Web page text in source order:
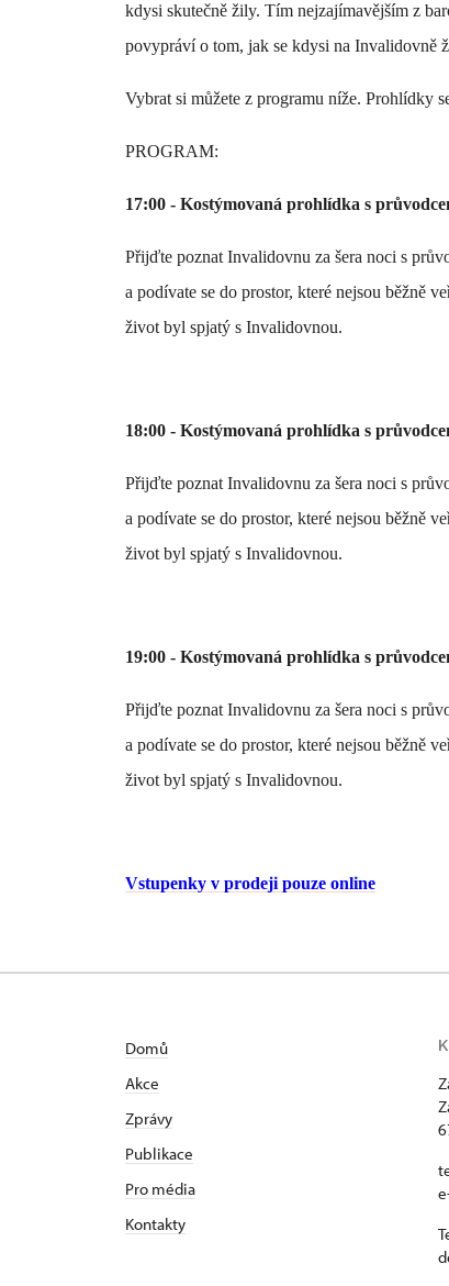
kdysi skutečně žily. Tím nejzajímavějším z
povypráví o tom, jak se kdysi na Invalidovně
Vybrat si můžete z programu níže. Prohlídky
PROGRAM:
17:00 - Kostýmovaná prohlídka s
Přijďte poznat Invalidovnu za šera noci s
a podívate se do prostor, které nejsou běžně
život byl spjatý s Invalidovnou.
18:00 - Kostýmovaná prohlídka s
Přijďte poznat Invalidovnu za šera noci s
a podívate se do prostor, které nejsou běžně
život byl spjatý s Invalidovnou.
19:00 - Kostýmovaná prohlídka s
Přijďte poznat Invalidovnu za šera noci s
a podívate se do prostor, které nejsou běžně
život byl spjatý s Invalidovnou.
Vstupenky v prodeji pouze online
Domů
Akce
Zprávy
Publikace
Pro média
Kontakty